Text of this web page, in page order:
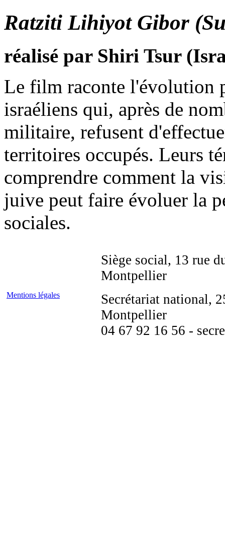
Ratziti Lihiyot Gibor
réalisé par Shiri Tsur
Le film raconte l'évolution
israéliens qui, après de
militaire, refusent
territoires occupés. Leurs
comprendre comment la
juive peut faire évoluer la
sociales.
Mentions légales
Siège social, 13 rue
Montpellier
Secrétariat national,
Montpellier
04 67 92 16 56 -